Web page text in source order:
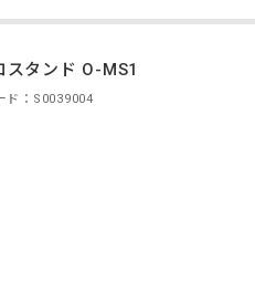
スタンド O-MS1
ド：S0039004